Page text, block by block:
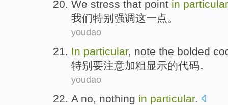
We stress that point in particular
我们特别 强调这一点。
youdao
In particular, note the bolded
特别 要注意加粗 显示的代码。
youdao
A no, nothing in particular.